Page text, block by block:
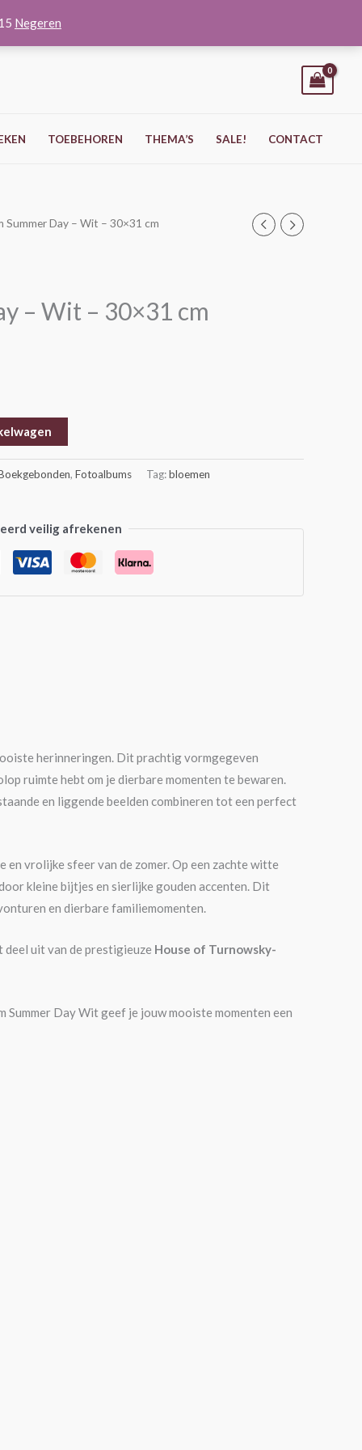
Negeren
TOEBEHOREN THEMA’S SALE! CONTACT
Summer Day – Wit – 30×31 cm
– Wit – 30×31 cm
, Fotoalbums Tag:bloemen
veilig afrekenen
herinneringen. Dit prachtig vormgegeven
ruimte hebt om je dierbare momenten te bewaren.
en liggende beelden combineren tot een perfect
vrolijke sfeer van de zomer. Op een zachte witte
kleine bijtjes en sierlijke gouden accenten. Dit
en dierbare familiemomenten.
uit van de prestigieuze House of Turnowsky-
Day Wit geef je jouw mooiste momenten een